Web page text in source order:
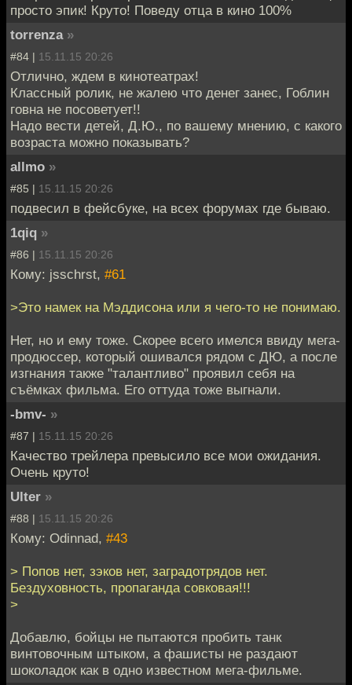
просто эпик! Круто! Поведу отца в кино 100%
torrenza »
#84 | 15.11.15 20:26
Отлично, ждем в кинотеатрах!
Классный ролик, не жалею что денег занес, Гоблин
говна не посоветует!!
Надо вести детей, Д.Ю., по вашему мнению, с какого
возраста можно показывать?
allmo »
#85 | 15.11.15 20:26
подвесил в фейсбуке, на всех форумах где бываю.
1qiq »
#86 | 15.11.15 20:26
Кому: jsschrst, #61
>Это намек на Мэддисона или я чего-то не понимаю.
Нет, но и ему тоже. Скорее всего имелся ввиду мега-
продюссер, который ошивался рядом с ДЮ, а после
изгнания также "талантливо" проявил себя на
съёмках фильма. Его оттуда тоже выгнали.
-bmv- »
#87 | 15.11.15 20:26
Качество трейлера превысило все мои ожидания.
Очень круто!
Ulter »
#88 | 15.11.15 20:26
Кому: Odinnad, #43
> Попов нет, зэков нет, заградотрядов нет.
Бездуховность, пропаганда совковая!!!
>
Добавлю, бойцы не пытаются пробить танк
винтовочным штыком, а фашисты не раздают
шоколадок как в одно известном мега-фильме.